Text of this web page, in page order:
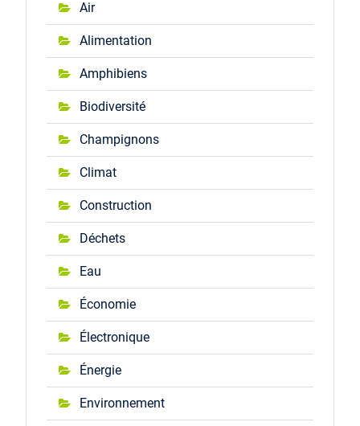
Air
Alimentation
Amphibiens
Biodiversité
Champignons
Climat
Construction
Déchets
Eau
Économie
Électronique
Énergie
Environnement